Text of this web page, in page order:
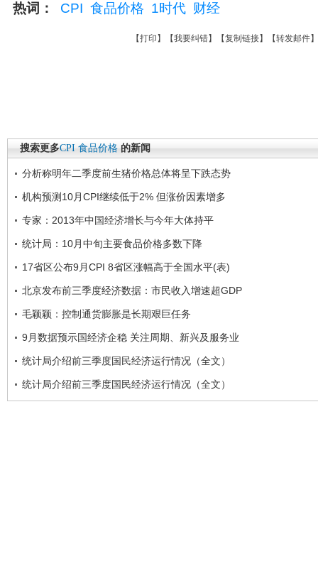
热词： CPI 食品价格 1时代 财经
【打印 】【我要纠错】【复制链接】【转发邮件
搜索更多CPI 食品价格 的新闻
分析称明年二季度前生猪价格总体将呈下跌态势
机构预测10月CPI继续低于2% 但涨价因素增多
专家：2013年中国经济增长与今年大体持平
统计局：10月中旬主要食品价格多数下降
17省区公布9月CPI 8省区涨幅高于全国水平(表)
北京发布前三季度经济数据：市民收入增速超GDP
毛颖颖：控制通货膨胀是长期艰巨任务
9月数据预示国经济企稳 关注周期、新兴及服务业
统计局介绍前三季度国民经济运行情况（全文）
统计局介绍前三季度国民经济运行情况（全文）